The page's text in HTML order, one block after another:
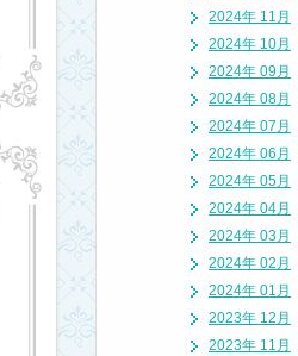
2024年 11月
2024年 10月
2024年 09月
2024年 08月
2024年 07月
2024年 06月
2024年 05月
2024年 04月
2024年 03月
2024年 02月
2024年 01月
2023年 12月
2023年 11月